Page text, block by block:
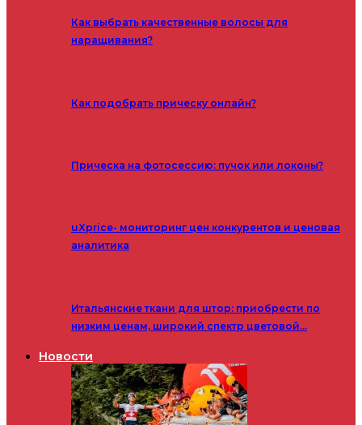
Как выбрать качественные волосы для
наращивания?
Как подобрать прическу онлайн?
Прическа на фотосессию: пучок или локоны?
uXprice- мониторинг цен конкурентов и ценовая
аналитика
Итальянские ткани для штор: приобрести по
низким ценам, широкий спектр цветовой…
Новости